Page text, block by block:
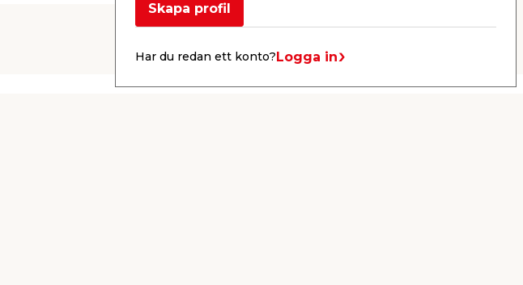
Skapa profil
Har du redan ett konto?Logga in